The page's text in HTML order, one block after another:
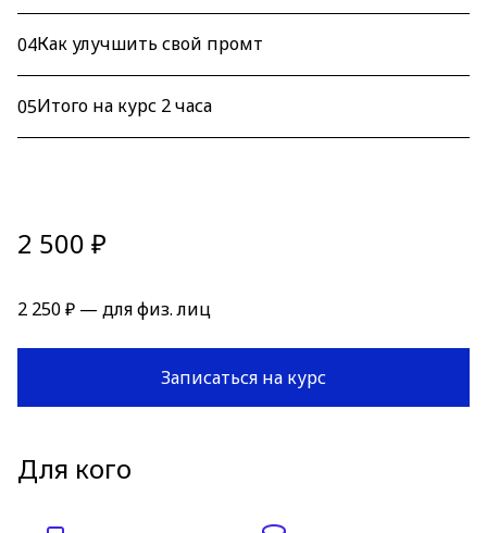
04Как улучшить свой промт
05Итого на курс 2 часа
2 500 ₽
2 250 ₽ — для физ. лиц
Записаться на курс
Для кого